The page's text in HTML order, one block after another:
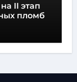
II этап
пломб